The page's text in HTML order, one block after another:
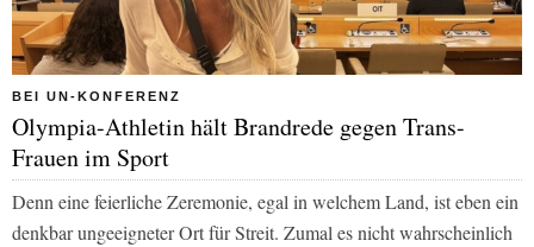
BEI UN-KONFERENZ
Olympia-Athletin hält Brandrede gegen Trans-
Frauen im Sport
Denn eine feierliche Zeremonie, egal in welchem Land, ist eben ein
denkbar ungeeigneter Ort für Streit. Zumal es nicht wahrscheinlich